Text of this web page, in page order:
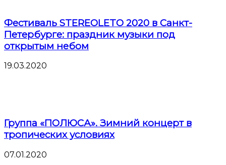
Фестиваль STEREOLETO 2020 в Санкт-
Петербурге: праздник музыки под
открытым небом
19.03.2020
Группа «ПОЛЮСА». Зимний концерт в
тропических условиях
07.01.2020